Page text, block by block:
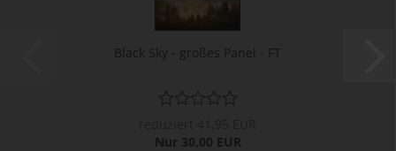
Black Sky - großes Panel - FT
Nur 30,00 EUR